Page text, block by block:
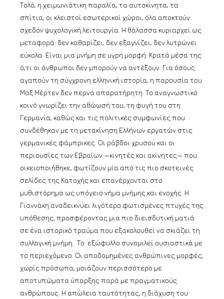
Τολό, η χειμωνιάτικη παραλία, τα αυτοκίνητα, τα
σπίτια, οι κλειστοί εσωτερικοί χώροι, όλα αποκτούν
σχεδόν ψυχολογική λειτουργία. Η θάλασσα κυριαρχεί ως
μεταφορά: δεν καθαρίζει, δεν εξαγνίζει, δεν λυτρώνει
εύκολα. Είναι μια μνήμη σε υγρή μορφή. Κρατά μέσα της
ό,τι οι άνθρωποι δεν μπορούν να αντέξουν. Για όσους
αγαπούν τη σύγχρονη ελληνική ιστορία, η παρουσία του
Μαξ Μέρτεν δεν περνά απαρατήρητη. Το αναγνωστικό
κοινό γνωρίζει την αθώωσή του, τη φυγή του στη
Γερμανία, καθώς και τις πολιτικές συμφωνίες που
συνδέθηκαν με τη μετακίνηση Ελλήνων εργατών στις
γερμανικές φάμπρικες. Οι ράβδοι χρυσού και οι
περιουσίες των Εβραίων —κινητές και ακίνητες— που
οικειοποιήθηκε, φωτίζουν μία από τις πιο σκοτεινές
σελίδες της Κατοχής και επανέρχονται στο
μυθιστόρημα ως υπόγειο νήμα μνήμης και ενοχής. Η
Γιαννάκη αναδεικνύει λιγότερο φωτισμένες πτυχές της
υπόθεσης, προσφέροντας μια πιο διεισδυτική ματιά
σε ένα ιστορικό τραύμα που εξακολουθεί να σκιάζει τη
συλλογική μνήμη. Το εξώφυλλο συνομιλεί ουσιαστικά με
το περιεχόμενο. Οι αποδομημένες ανθρώπινες μορφές,
χωρίς πρόσωπα, μοιάζουν περισσότερο με
αποτυπώματα ύπαρξης παρά με πραγματικούς
ανθρώπους. Η απώλεια ταυτότητας, η διάχυση του